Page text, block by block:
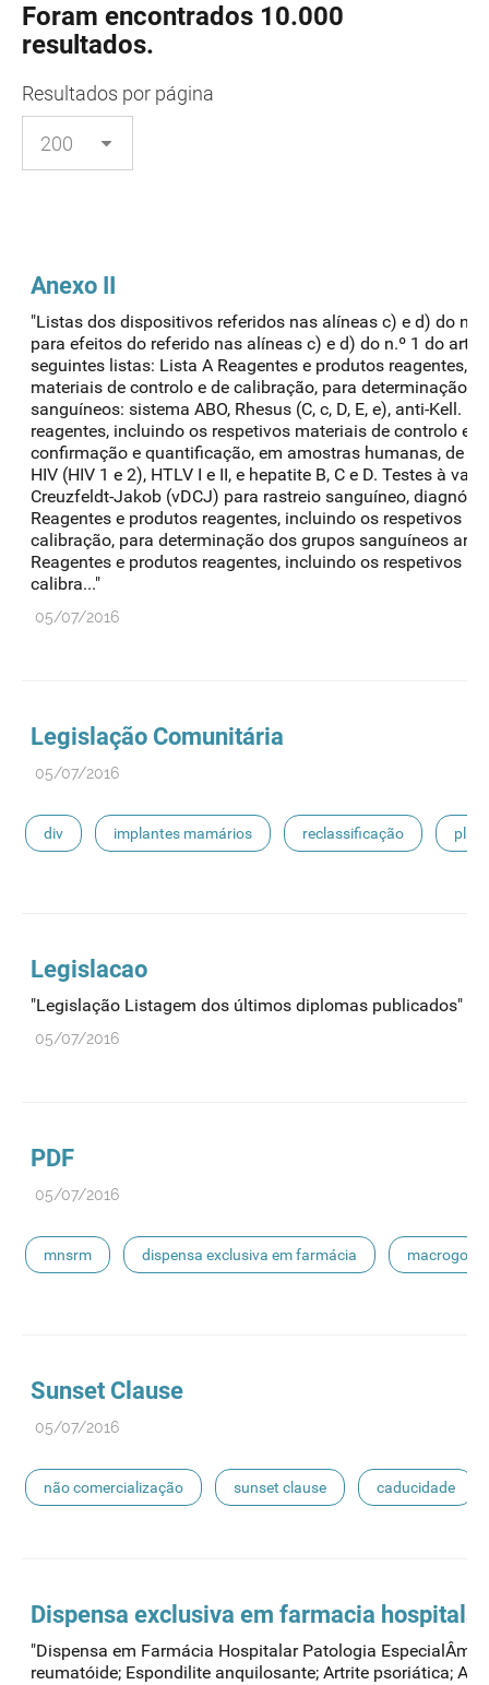
Foram encontrados 10.000
resultados.
Resultados por página
Anexo II
"Listas dos dispositivos referidos nas alíneas c) e d) do n.º
para efeitos do referido nas alíneas c) e d) do n.º 1 do
seguintes listas: Lista A Reagentes e produtos reagentes,
materiais de controlo e de calibração, para determinação
sanguíneos: sistema ABO, Rhesus (C, c, D, E, e), anti-Kell.
reagentes, incluindo os respetivos materiais de controlo e
confirmação e quantificação, em amostras humanas, de
HIV (HIV 1 e 2), HTLV I e II, e hepatite B, C e D. Testes à
Creuzfeldt-Jakob (vDCJ) para rastreio sanguíneo,
Reagentes e produtos reagentes, incluindo os respetivos
calibração, para determinação dos grupos sanguíneos
Reagentes e produtos reagentes, incluindo os respetivos
calibra..."
05/07/2016
Legislação Comunitária
05/07/2016
div implantes mamários reclassificação
Legislacao
"Legislação Listagem dos últimos diplomas publicados"
05/07/2016
PDF
05/07/2016
mnsrm dispensa exclusiva em farmácia macrogol
picetoprofeno
floroglucinol e simeticone cianocobalamida
Sunset Clause
05/07/2016
não comercialização sunset clause caducidade
Dispensa exclusiva em farmacia hospitalar
"Dispensa em Farmácia Hospitalar Patologia
reumatóide; Espondilite anquilosante; Artrite psoriática;